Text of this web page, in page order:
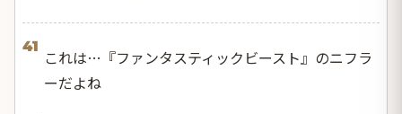
41
これは…『ファンタスティックビースト』のニフラ
ーだよね